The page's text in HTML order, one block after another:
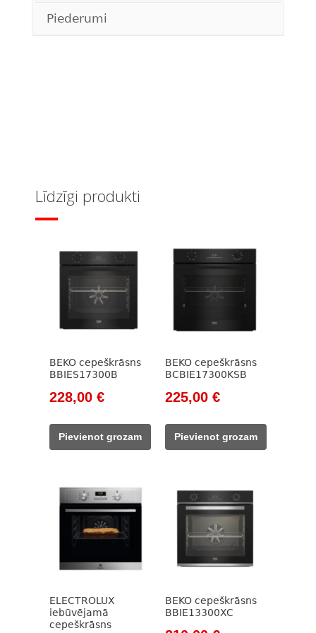
Piederumi
Līdzīgi produkti
BEKO cepeškrāsns
BBIES17300B
Original
was:
785,00 €.
228,00 €Current
228,00 €.
Pievienot grozam
BEKO cepeškrāsns
BCBIE17300KSB
Original
was:
785,00 €.
225,00 €Current
225,00 €.
Pievienot grozam
ELECTROLUX
iebūvējamā
cepeškrāsns
BEKO cepeškrāsns
BBIE13300XC